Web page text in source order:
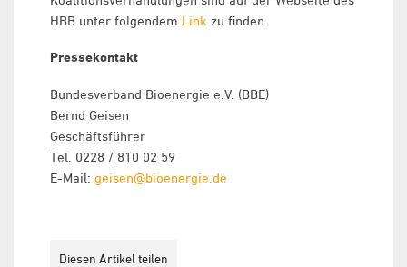
HBB unter folgendem Link zu finden.
Pressekontakt
Bundesverband Bioenergie e.V. (BBE)
Bernd Geisen
Geschäftsführer
Tel. 0228 / 810 02 59
E-Mail: geisen@bioenergie.de
Diesen Artikel teilen